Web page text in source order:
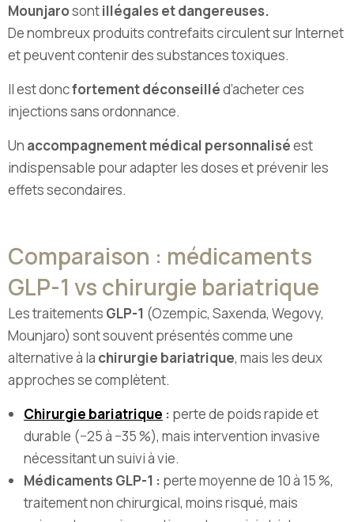
Mounjarosontillégales et dangereuses.
De nombreux produits contrefaits circulent sur Internet
et peuvent contenir des substances toxiques.
Il est doncfortement déconseilléd’acheter ces
injections sans ordonnance.
Un accompagnement médical personnaliséest
indispensable pour adapter les doses et prévenir les
effets secondaires.
Comparaison : médicaments
GLP-1 vs chirurgie bariatrique
Les traitements GLP-1 (Ozempic, Saxenda, Wegovy,
Mounjaro) sont souvent présentés comme une
alternative à la chirurgie bariatrique, mais les deux
approches se complètent.
Chirurgie bariatrique : perte de poids rapide et
durable (−25 à −35 %), mais intervention invasive
nécessitant un suivi à vie.
Médicaments GLP-1 : perte moyenne de 10 à 15 %,
traitement non chirurgical, moins risqué, mais